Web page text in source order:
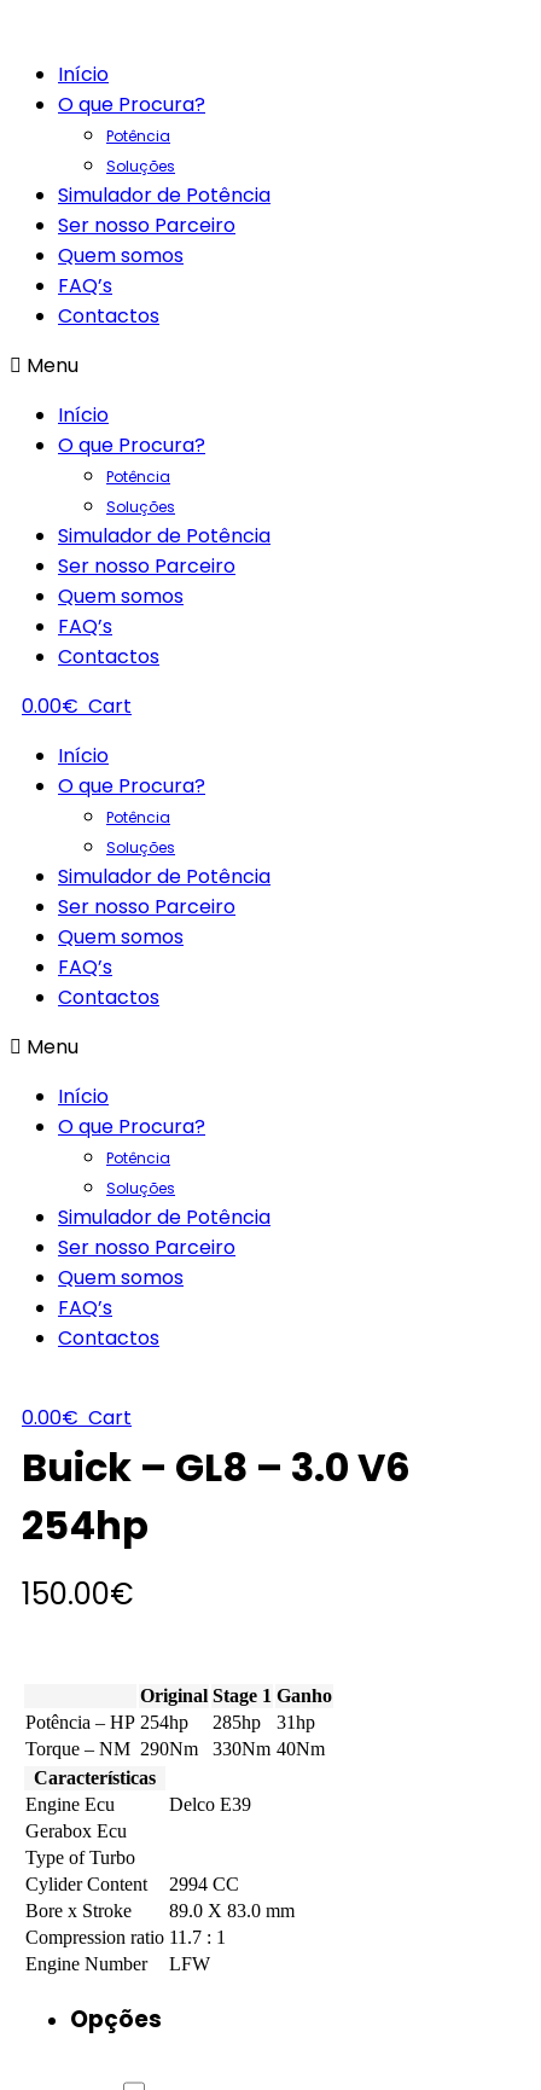
Início
O que Procura?
Potência
Soluções
Simulador de Potência
Ser nosso Parceiro
Quem somos
FAQ’s
Contactos
Menu
Início
O que Procura?
Potência
Soluções
Simulador de Potência
Ser nosso Parceiro
Quem somos
FAQ’s
Contactos
0.00€ Cart
Início
O que Procura?
Potência
Soluções
Simulador de Potência
Ser nosso Parceiro
Quem somos
FAQ’s
Contactos
Menu
Início
O que Procura?
Potência
Soluções
Simulador de Potência
Ser nosso Parceiro
Quem somos
FAQ’s
Contactos
0.00€ Cart
Buick – GL8 – 3.0 V6
254hp
150.00€
Original Stage 1 Ganho
Potência – HP 254hp 285hp
31hp
Torque – NM 290Nm 330Nm 40Nm
Características
Engine Ecu
Delco E39
Gerabox Ecu
Type of Turbo
Cylider Content
2994 CC
Bore x Stroke
89.0 X 83.0 mm
Compression ratio 11.7 : 1
Engine Number
LFW
Opções